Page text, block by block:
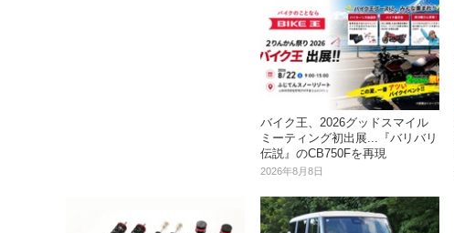
バイク王、2026グッドスマイル
ミーティング初出展...『バリバリ
伝説』のCB750Fを再現
2026年8月8日